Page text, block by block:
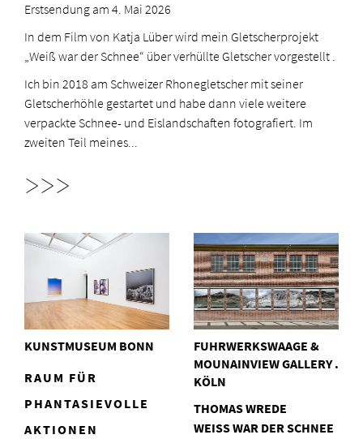
Erstsendung am 4. Mai 2026
In dem Film von Katja Lüber wird mein Gletscherprojekt
„Weiß war der Schnee“ über verhüllte Gletscher vorgestellt .
Ich bin 2018 am Schweizer Rhonegletscher mit seiner
Gletscherhöhle gestartet und habe dann viele weitere
verpackte Schnee- und Eislandschaften fotografiert. Im
zweiten Teil meines...
>>>
KUNSTMUSEUM BONN
RAUM FÜR
PHANTASIEVOLLE
AKTIONEN
FUHRWERKSWAAGE &
MOUNAINVIEW GALLERY .
KÖLN
THOMAS WREDE
WEISS WAR DER SCHNEE